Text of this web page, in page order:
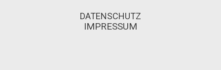
DATENSCHUTZ
IMPRESSUM